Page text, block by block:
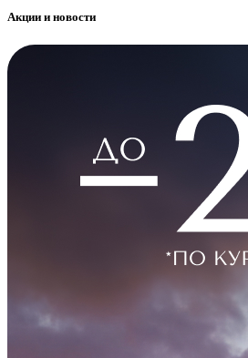
Акции и новости